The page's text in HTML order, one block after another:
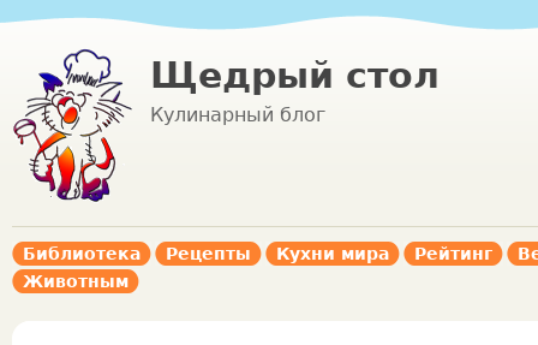
Щедрый стол
Кулинарный блог
Библиотека Рецепты Кухни мира Рейтинг
Животным